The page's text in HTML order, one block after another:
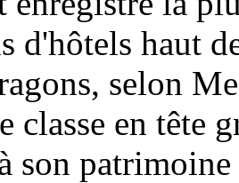
d'hôtels haut
selon
classe en tête
son